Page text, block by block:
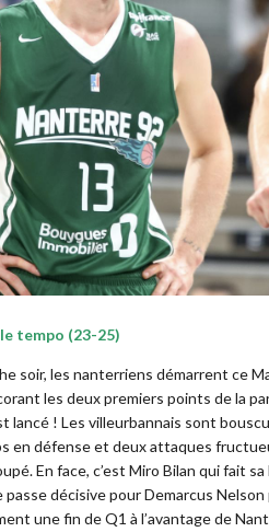
tempo (23-25)
soir, les nanterriens démarrent ce
les deux premiers points de la
lancé ! Les villeurbannais sont
en défense et deux attaques
En face, c’est Miro Bilan qui fait
décisive pour Demarcus
une fin de Q1 à l’avantage de